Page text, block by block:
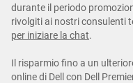
durante il periodo
rivolgiti ai nostri consulenti
per iniziare la chat.
Il risparmio fino a un
online di Dell con Dell